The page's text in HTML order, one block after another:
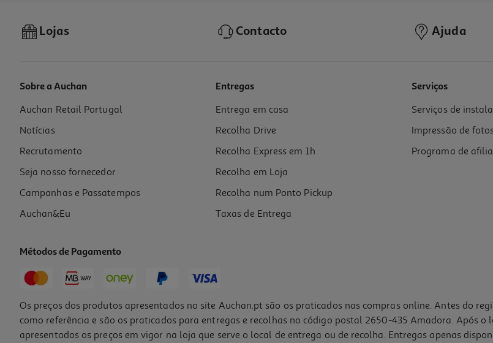
Teste Clearblue Gravidez 1 Minuto
7.2 €/un
7,20 €
-10%
Lojas Contacto Ajuda
Sobre a Auchan
Auchan Retail Portugal
Notícias
Recrutamento
Seja nosso fornecedor
Campanhas e Passatempos
Auchan&Eu
Entregas
Entrega em casa
Recolha Drive
Recolha Express em 1h
Recolha em Loja
Recolha num Ponto Pickup
Taxas de Entrega
Serviços
Serviços de
Impressão de
Programa de
Métodos de Pagamento
Os preços dos produtos apresentados no site Auchan.pt são os praticados nas compras online. Antes do
como referência e são os praticados para entregas e recolhas no código postal 2650-435 Amadora. Após
apresentados os preços em vigor na loja que serve o local de entrega ou de recolha. Entregas apenas